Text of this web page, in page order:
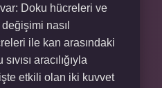
Doku hücreleri ve
nasıl
ile kan arasındaki
aracılığıyla
etkili olan iki kuvvet